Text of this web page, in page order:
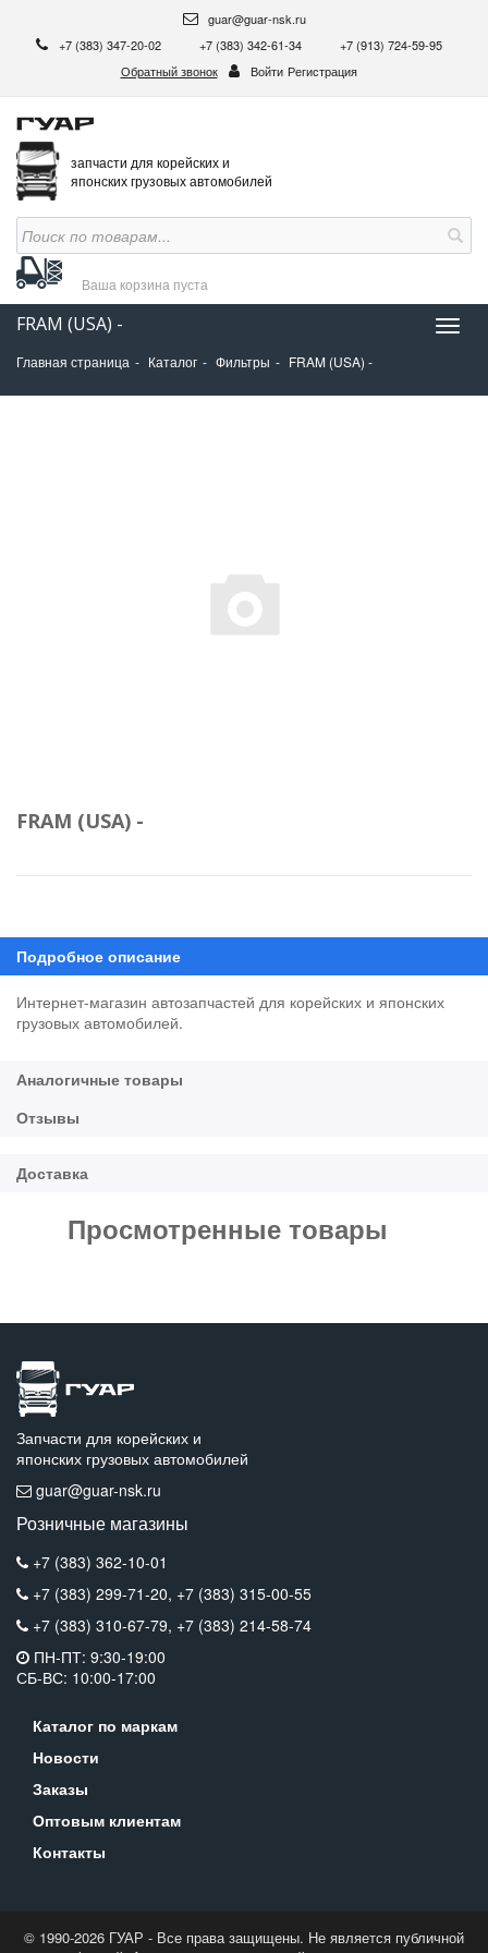
guar@guar-nsk.ru
+7 (383) 347-20-02
+7 (383) 342-61-34
+7 (913) 724-59-95
Обратный звонок
Войти Регистрация
запчасти для корейских и
японских грузовых автомобилей
Ваша корзина пуста
FRAM (USA) -
Главная страница Каталог Фильтры FRAM (USA) -
FRAM (USA) -
Интернет-магазин автозапчастей для корейских и японских
грузовых автомобилей.
Просмотренные товары
Запчасти для корейских и
японских грузовых автомобилей
guar@guar-nsk.ru
Розничные магазины
+7 (383) 362-10-01
+7 (383) 299-71-20, +7 (383) 315-00-55
+7 (383) 310-67-79, +7 (383) 214-58-74
ПН-ПТ: 9:30-19:00
СБ-ВС: 10:00-17:00
Каталог по маркам
Новости
Заказы
Оптовым клиентам
Контакты
© 1990-2026 ГУАР - Все права защищены. Не является публичной